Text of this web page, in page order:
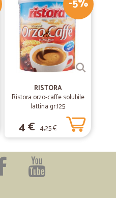
-5%
RISTORA
Ristora orzo-caffe solubile
lattina gr.125
4 € 4,25 €